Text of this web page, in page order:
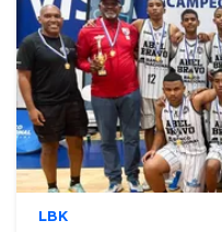
LBK